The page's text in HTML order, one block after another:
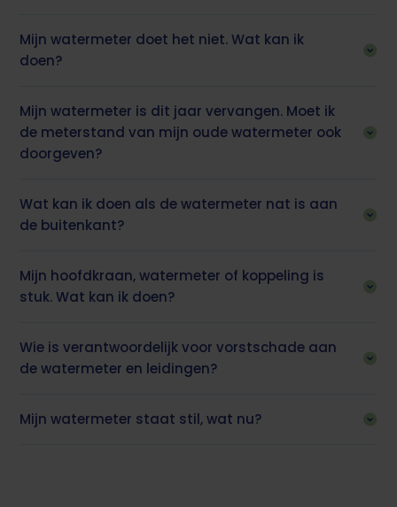
Mijn watermeter doet het niet. Wat kan ik
doen?
Mijn watermeter is dit jaar vervangen. Moet ik
de meterstand van mijn oude watermeter ook
doorgeven?
Wat kan ik doen als de watermeter nat is aan
de buitenkant?
Mijn hoofdkraan, watermeter of koppeling is
stuk. Wat kan ik doen?
Wie is verantwoordelijk voor vorstschade aan
de watermeter en leidingen?
Mijn watermeter staat stil, wat nu?